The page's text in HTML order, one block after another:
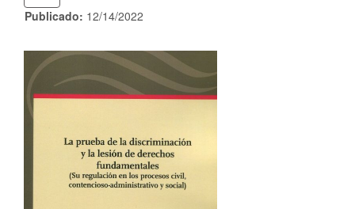
Publicado: 12/14/2022